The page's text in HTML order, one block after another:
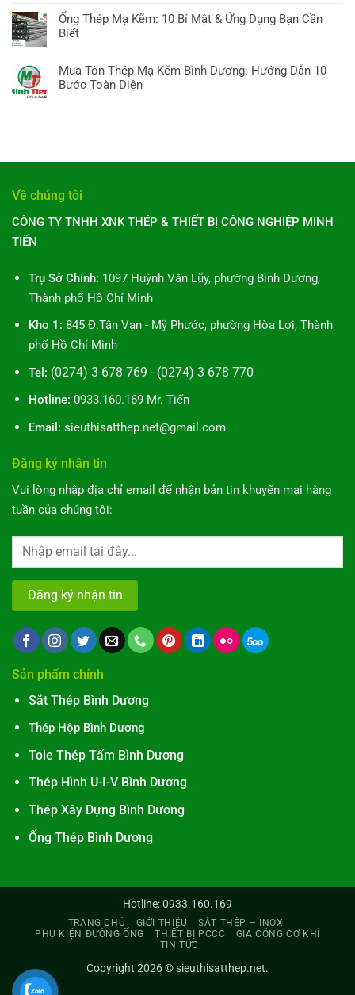
Chọn,
Báo
Xu
hướng
hôm
nay:
Hướng
A-
Z,
Ống
thép
TP
Hồ
Chí
Cần
Toàn
Diện
có
bình
Ống
thép
Dẫn
Toàn
Diện
Ống Thép Mạ Kẽm: 10 Bí Mật & Ứng Dụng Bạn Cần
Biết
có
bình
Kẽm:
Bí
&
Cần
Biết
Mua Tôn Thép Mạ Kẽm Bình Dương: Hướng Dẫn 10
Bước Toàn Diện
ở
Tôn
Thép
Mạ
Hướng
Dẫn
10
Bước
Toàn
Diện
Về chúng tôi
CÔNG TY TNHH XNK THÉP & THIẾT BỊ CÔNG NGHIỆP MINH
TIẾN
Trụ Sở Chính: 1097 Huỳnh Văn Lũy, phường Bình Dương,
Thành phố Hồ Chí Minh
Kho 1: 845 Đ.Tân Vạn - Mỹ Phước, phường Hòa Lợi, Thành
phố Hồ Chí Minh
Tel: (0274) 3 678 769 - (0274) 3 678 770
Hotline: 0933.160.169 Mr. Tiến
Email: sieuthisatthep.net@gmail.com
Đăng ký nhận tin
Vui lòng nhập địa chỉ email để nhận bản tin khuyến mại hàng
tuần của chúng tôi:
Sản phẩm chính
Sắt Thép Bình Dương
Thép Hộp Bình Dương
Tole Thép Tấm Bình Dương
Thép Hình U-I-V Bình Dương
Thép Xây Dựng Bình Dương
Ống Thép Bình Dương
Hotline: 0933.160.169
TRANG CHỦ GIỚI THIỆU
SẮT THÉP – INOX
PHỤ KIỆN ĐƯỜNG ỐNG
THIẾT BỊ PCCC
GIA CÔNG CƠ KHÍ
TIN TỨC
Copyright 2026 ©sieuthisatthep.net.